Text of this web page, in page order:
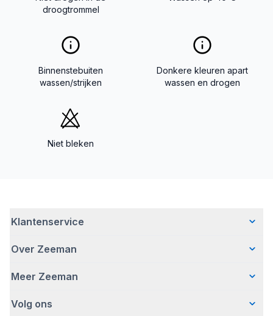
droogtrommel
Binnenstebuiten
wassen/strijken
Donkere kleuren apart
wassen en drogen
Niet bleken
Klantenservice
Veelgestelde vragen
Bezorgen
Retourneren
Over Zeeman
Wie wij zijn
Hoe wij verantwoord ondernemen
Meer Zeeman
Veiligheidswaarschuwing
Volg ons